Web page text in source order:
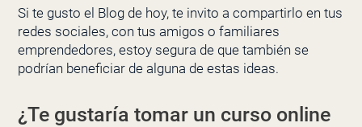
Si te gusto el Blog de hoy, te invito a compartirlo en tus
redes sociales, con tus amigos o familiares
emprendedores, estoy segura de que también se
podrían beneficiar de alguna de estas ideas.
¿Te gustaría tomar un curso online